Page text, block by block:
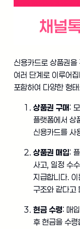
신용카드로 상품권
여러 단계로 이루어
포함하여 다양한 형
상품권 구매:
플랫폼에서 상
신용카드를 사
상품권 매입:
사고, 일정 수
지급합니다.
구조와 같다고
현금 수령: 매
후 현금을 수